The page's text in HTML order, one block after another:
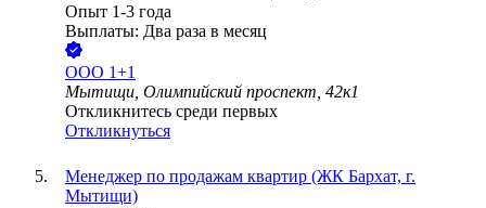
Опыт 1-3 года
Выплаты: Два раза в месяц
ООО 1+1
Мытищи, Олимпийский проспект, 42к1
Откликнитесь среди первых
Откликнуться
Менеджер по продажам квартир (ЖК Бархат, г.
Мытищи)